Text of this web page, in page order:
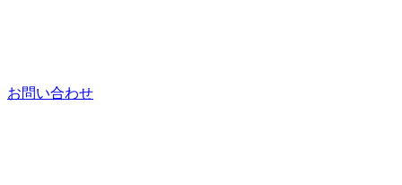
お問い合わせ